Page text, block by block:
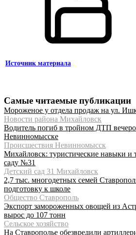
Источник материала
Самые читаемые публикации
Мороженое у отдела продаж на ул.
Новости района Михайловск
Водитель погиб в тройном ДТП
Невинномысске
Происшествия Невинномысск
Михайловск: туристические навыки и
саду №31
Детский сад 31 Михайловск
2,7 тыс. многодетных семей
подготовку к школе
Общество Ставрополь
Экспорт замороженных овощей из
вырос до 107 тонн
Сельское хозяйство
На Ставрополье обезвредили